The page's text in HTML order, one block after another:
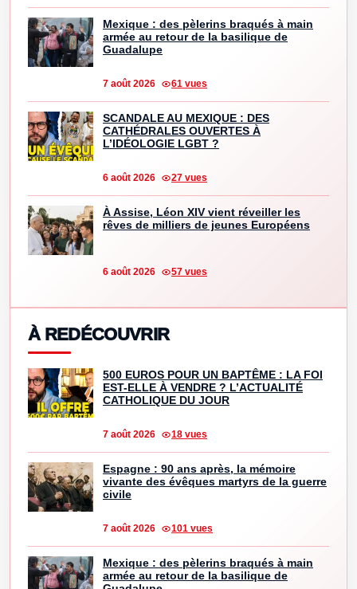
Mexique : des pèlerins braqués à main
armée au retour de la basilique de
Guadalupe
7 août 2026 61 vues
SCANDALE AU MEXIQUE : DES
CATHÉDRALES OUVERTES À
L’IDÉOLOGIE LGBT ?
6 août 2026 27 vues
À Assise, Léon XIV vient réveiller les
rêves de milliers de jeunes Européens
6 août 2026 57 vues
À REDÉCOUVRIR
500 EUROS POUR UN BAPTÊME : LA FOI
EST-ELLE À VENDRE ? L’ACTUALITÉ
CATHOLIQUE DU JOUR
7 août 2026 18 vues
Espagne : 90 ans après, la mémoire
vivante des évêques martyrs de la guerre
civile
7 août 2026 101 vues
Mexique : des pèlerins braqués à main
armée au retour de la basilique de